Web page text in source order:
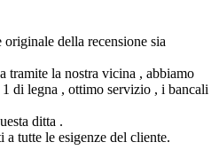
della recensione sia
tramite la nostra vicina , abbiamo
di legna , ottimo servizio , i bancali
ditta .
tutte le esigenze del cliente.